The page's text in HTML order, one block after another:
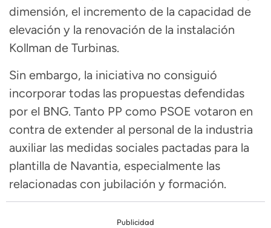
dimensión, el incremento de la capacidad de
elevación y la renovación de la instalación
Kollman de Turbinas.
Sin embargo, la iniciativa no consiguió
incorporar todas las propuestas defendidas
por el BNG. Tanto PP como PSOE votaron en
contra de extender al personal de la industria
auxiliar las medidas sociales pactadas para la
plantilla de Navantia, especialmente las
relacionadas con jubilación y formación.
Publicidad